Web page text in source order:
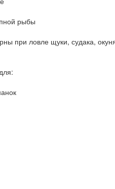
рыбы
при ловле щуки, судака,